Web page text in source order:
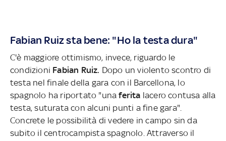
Fabian Ruiz sta bene: "Ho la testa dura"
C'è maggiore ottimismo, invece, riguardo le
condizioni Fabian Ruiz. Dopo un violento scontro di
testa nel finale della gara con il Barcellona, lo
spagnolo ha riportato "unaferita lacero contusa alla
testa, suturata con alcuni punti a fine gara".
Concrete le possibilità di vedere in campo sin da
subito il centrocampista spagnolo. Attraverso il